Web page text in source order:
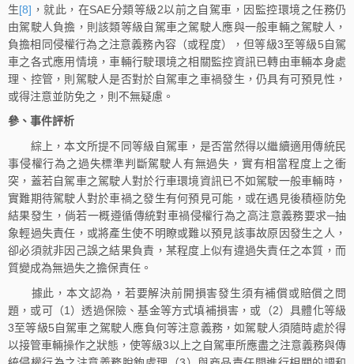
生[8] ，就此，在SAE分類等級2以前之自駕車，因監控環境之任務仍
由駕駛人負擔，則該類等級自駕車之駕駛人應與一般車輛之駕駛人，
負擔相同侵權行為之注意義務內容（或程度），但等級3至等級5自駕
車之各式應用情境，車輛行駛環境之相關監控資訊已轉由車輛本身處
理、控管，則駕駛人是否對於自駕車之車禍發生，仍具有可預見性，
或得注意並防免之，則不無疑慮。
參、事件評析
綜上，本文所提不同等級自駕車，是否當然得以繼續適用傳統民
事侵權行為之過失標準判斷駕駛人有無過失，實有相當程度上之衝
突，蓋若自駕車之駕駛人對於行車環境資訊已不如駕駛一般車輛時，
實難期待駕駛人對於車禍之發生有何預見可能，或在遇見後積極防免
結果發生，倘若一概遵循傳統對車禍侵權行為之高注意義務要求─抽
象輕過失責任，或將產生使不明瞭或難以預見該事故原因發生之人，
卻必須就非因己誤之結果負責，某程度上似有違過失責任之本質，而
質變成為無過失之擔保責任。
據此，本文認為，若要解決前開損害發生須有補償或賠償之問
題，或可（1）透過保險、基金等方式填補損害，或（2）具體化等級
3至等級5自駕車之駕駛人應負何等注意義務，如駕駛人須隨時處於得
以接管車輛操作之狀態，使等級3以上之自駕車所應盡之注意義務與傳